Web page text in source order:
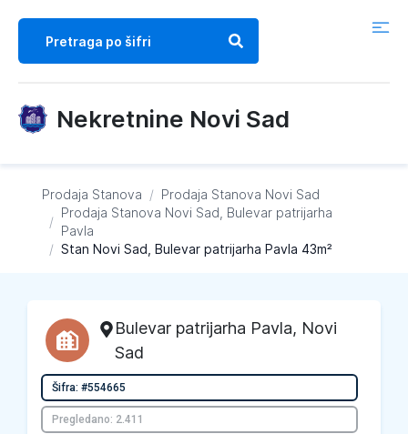
Nekretnine Novi Sad
Prodaja Stanova / Prodaja Stanova Novi Sad
/
Prodaja Stanova Novi Sad, Bulevar patrijarha
Pavla
/ Stan Novi Sad, Bulevar patrijarha Pavla 43m²
Bulevar patrijarha Pavla, Novi
Sad
Šifra: #554665
Pregledano: 2.411